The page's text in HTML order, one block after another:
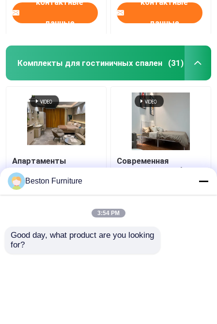
контактные
данные
контактные
данные
Комплекты для гостиничных спален (31)
Апартаменты
Комната Спальня
Комплект Дерево 5
Звездочный Отель
Современная
гостиничная мебель
поставщики квартира
Beston Furniture
3:54 PM
Good day, what product are you looking
for?